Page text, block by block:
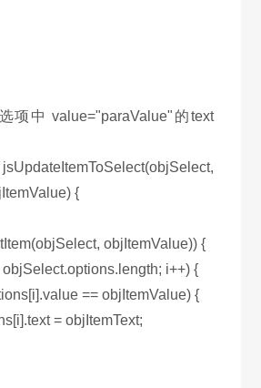
项中 value="paraValue"的text
{
objItemValue)) {
objSelect.options.length; i++) {
== objItemValue) {
= objItemText;